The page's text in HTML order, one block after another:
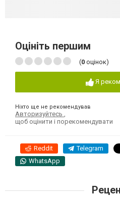
Оцініть першим
(0 оцінок)
Я
Ніхто ще не рекомендував
Авторизуйтесь
щоб оцінити і порекомендувати
Reddit Telegram
WhatsApp